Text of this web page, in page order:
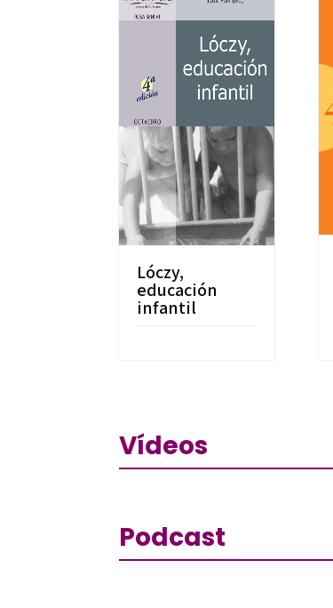
Lóczy,
educación
infantil
Vídeos
Podcast